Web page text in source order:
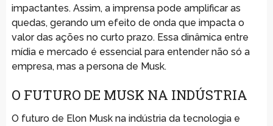
impactantes. Assim, a imprensa pode amplificar as
quedas, gerando um efeito de onda que impacta o
valor das ações no curto prazo. Essa dinâmica entre
mídia e mercado é essencial para entender não só a
empresa, mas a persona de Musk.
O FUTURO DE MUSK NA INDÚSTRIA
O futuro de Elon Musk na indústria da tecnologia e